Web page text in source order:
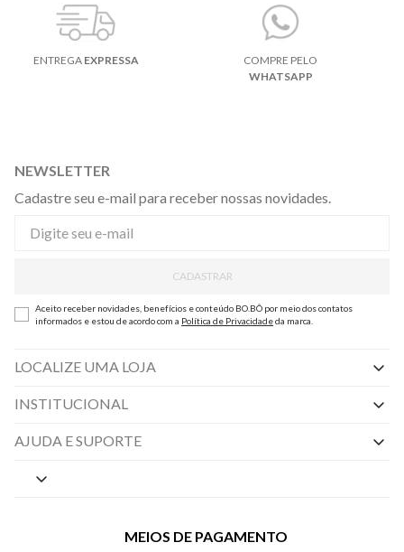
ENTREGA EXPRESSA
COMPRE PELO
WHATSAPP
NEWSLETTER
Cadastre seu e-mail para receber nossas novidades.
CADASTRAR
Aceito receber novidades, benefícios e conteúdo BO.BÔ por meio dos contatos
informados e estou de acordo com a Política de Privacidadeda marca.
LOCALIZE UMA LOJA
INSTITUCIONAL
Nossas Lojas
Políticas de Privacidade
AJUDA E SUPORTE
Central de Preferências
Perguntas frequentesMEIOS DE PAGAMENTO